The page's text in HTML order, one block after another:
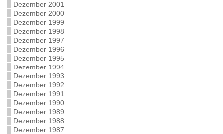
Dezember 2001
Dezember 2000
Dezember 1999
Dezember 1998
Dezember 1997
Dezember 1996
Dezember 1995
Dezember 1994
Dezember 1993
Dezember 1992
Dezember 1991
Dezember 1990
Dezember 1989
Dezember 1988
Dezember 1987